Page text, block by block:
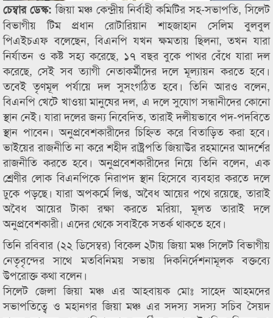
চেম্বার ডেস্ক:জিয়া মঞ্চ কেন্দ্রীয় নির্বাহী কমিটির সহ-সভাপতি, সিলেট
বিভাগীয় টিম প্রধান রোটারিয়ান শাহজাহান সেলিম বুলবুল
পিএইচএফ বলেছেন, বিএনপি যখন ক্ষমতায় ছিলনা, তখন যারা
নির্যাতন ও কষ্ট সহ্য করেছে, ১৭ বছর বুকে পাথর বেঁধে যারা দল
করেছে, সেই সব ত্যাগী নেতাকর্মীদের দলে মূল্যায়ন করতে হবে।
তবেই তৃণমূল পর্যায়ে দল সুসংগঠিত হবে। তিনি আরও বলেন,
বিএনপি খেটে খাওয়া মানুষের দল, এ দলে সুযোগ সন্ধানীদের কোনো
স্থান নেই। যারা দলের জন্য নিবেদিত, তারাই দলীয়ভাবে পদ-পদবিতে
স্থান পাবেন। অনুপ্রবেশকারীদের চিহ্নিত করে বিতাড়িত করা হবে।
ভাইয়ের রাজনীতি না করে শহীদ রাষ্ট্রপতি জিয়াউর রহমানের আদর্শের
রাজনীতি করতে হবে। অনুপ্রবেশকারীদের নিয়ে তিনি বলেন, এক
শ্রেণীর লোক বিএনপিকে নিরাপদ স্থান হিসেবে ব্যবহার করতে দলে
ঢুকে পড়ছে। যারা অপকর্মে লিপ্ত, অবৈধ আয়ের পথে রয়েছে, তারাই
অবৈধ আয়ের টাকা রক্ষা করতে মরিয়া, মূলত তারাই দলে
অনুপ্রবেশকারী। এদের থেকে সবাইকে সতর্ক থাকতে হবে।
তিনি রবিবার (২২ ডিসেম্বর) বিকেল ২টায় জিয়া মঞ্চ সিলেট বিভাগীয়
নেতৃবৃন্দের সাথে মতবিনিময় সভায় দিকনির্দেশনামূলক বক্তব্যে
উপরোক্ত কথা বলেন।
সিলেট জেলা জিয়া মঞ্চ এর আহবায়ক মোঃ সাহেদ আহমদের
সভাপতিত্বে ও মহানগর জিয়া মঞ্চ এর সদস্য সদস্য সচিব সৈয়দ